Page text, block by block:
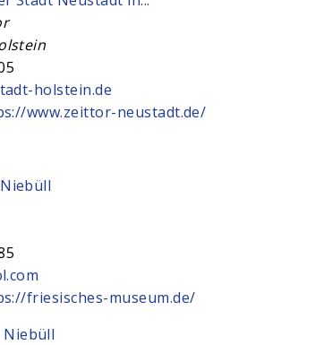
holstein.de
www.zeittor-neustadt.de/
friesisches-museum.de/